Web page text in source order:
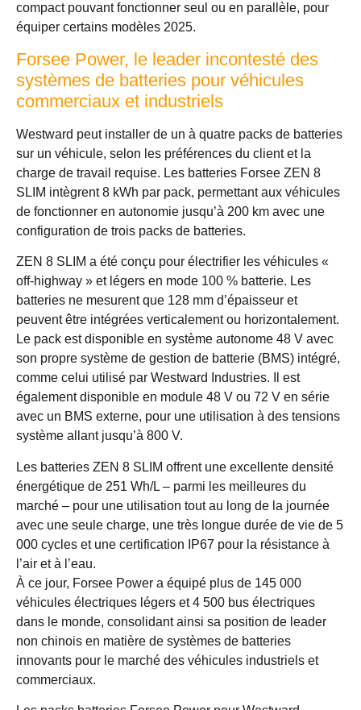
compact pouvant fonctionner seul ou en parallèle, pour
équiper certains modèles 2025.
Forsee Power, le leader incontesté des
systèmes de batteries pour véhicules
commerciaux et industriels
Westward peut installer de un à quatre packs de batteries
sur un véhicule, selon les préférences du client et la
charge de travail requise. Les batteries Forsee ZEN 8
SLIM intègrent 8 kWh par pack, permettant aux véhicules
de fonctionner en autonomie jusqu’à 200 km avec une
configuration de trois packs de batteries.
ZEN 8 SLIM a été conçu pour électrifier les véhicules «
off-highway » et légers en mode 100 % batterie. Les
batteries ne mesurent que 128 mm d’épaisseur et
peuvent être intégrées verticalement ou horizontalement.
Le pack est disponible en système autonome 48 V avec
son propre système de gestion de batterie (BMS) intégré,
comme celui utilisé par Westward Industries. Il est
également disponible en module 48 V ou 72 V en série
avec un BMS externe, pour une utilisation à des tensions
système allant jusqu’à 800 V.
Les batteries ZEN 8 SLIM offrent une excellente densité
énergétique de 251 Wh/L – parmi les meilleures du
marché – pour une utilisation tout au long de la journée
avec une seule charge, une très longue durée de vie de 5
000 cycles et une certification IP67 pour la résistance à
l’air et à l’eau.
À ce jour, Forsee Power a équipé plus de 145 000
véhicules électriques légers et 4 500 bus électriques
dans le monde, consolidant ainsi sa position de leader
non chinois en matière de systèmes de batteries
innovants pour le marché des véhicules industriels et
commerciaux.